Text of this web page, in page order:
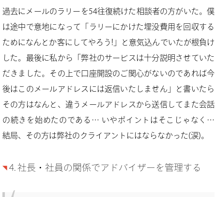
過去にメールのラリーを54往復続けた相談者の方がいた。僕
は途中で意地になって「ラリーにかけた埋没費用を回収する
ためになんとか客にしてやろう!」と意気込んでいたが根負け
した。最後に私から「弊社のサービスは十分説明させていた
だきました。その上で口座開設のご関心がないのであれば今
後はこのメールアドレスには返信いたしません」と書いたら
その方はなんと、違うメールアドレスから送信してまた会話
の続きを始めたのである… いやポイントはそこじゃなく…
結局、その方は弊社のクライアントにはならなかった(涙)。
4. 社長・社員の関係でアドバイザーを管理する